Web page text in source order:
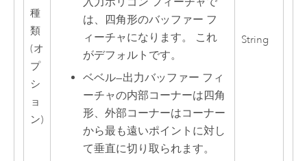
種
類
(オ
プ
シ
ョ
ン)
は、四角形のバッファー フ
ィーチャになります。 これ
がデフォルトです。
ベベル—出力バッファー フィ
ーチャの内部コーナーは四角
形、外部コーナーはコーナー
から最も遠いポイントに対し
て垂直に切り取られます。
String